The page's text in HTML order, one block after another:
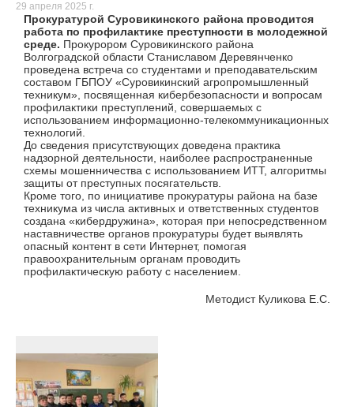
29 апреля 2025 г.
Прокуратурой Суровикинского района проводится
работа по профилактике преступности в молодежной
среде. Прокурором Суровикинского района
Волгоградской области Станиславом Деревянченко
проведена встреча со студентами и преподавательским
составом ГБПОУ «Суровикинский агропромышленный
техникум», посвященная кибербезопасности и вопросам
профилактики преступлений, совершаемых с
использованием информационно-телекоммуникационных
технологий.
До сведения присутствующих доведена практика
надзорной деятельности, наиболее распространенные
схемы мошенничества с использованием ИТТ, алгоритмы
защиты от преступных посягательств.
Кроме того, по инициативе прокуратуры района на базе
техникума из числа активных и ответственных студентов
создана «кибердружина», которая при непосредственном
наставничестве органов прокуратуры будет выявлять
опасный контент в сети Интернет, помогая
правоохранительным органам проводить
профилактическую работу с населением.
Методист Куликова Е.С.